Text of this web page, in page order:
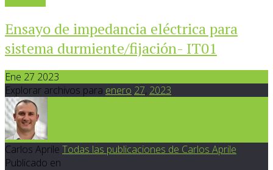
Ensayo de impedancia eléctrica para
sistema durmiente/fijación- IT01
Ene 27 2023
Explorar archivos para enero 27, 2023
Carlos Aprile Todas las publicaciones de Carlos Aprile
Publicado en